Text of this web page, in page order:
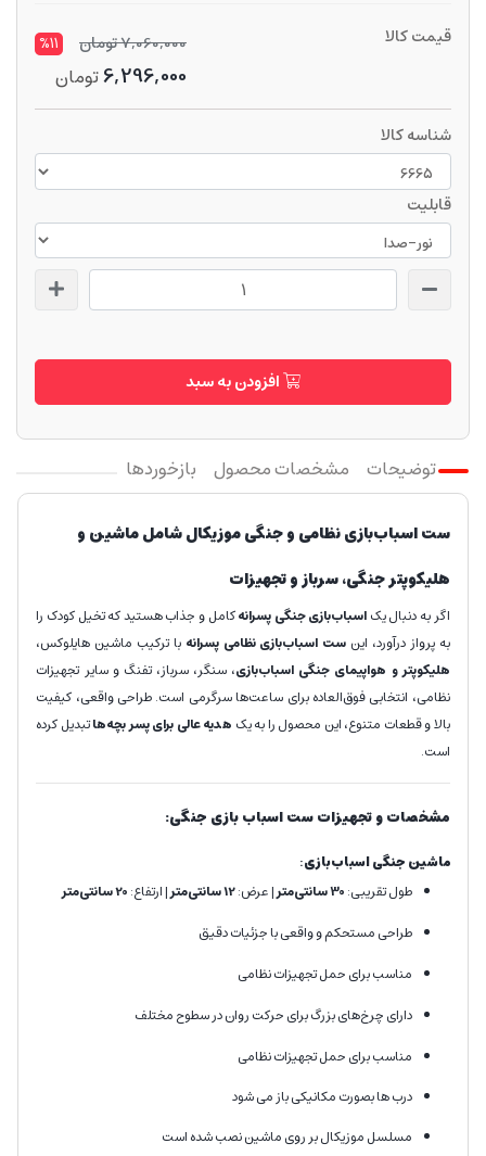
قیمت کالا
7,060,000تومان %11
6,296,000تومان
شناسه کالا
قابلیت
افزودن به سبد
توضیحات مشخصات محصول بازخوردها
ست اسباب‌بازی نظامی و جنگی موزیکال شامل ماشین و
هلیکوپتر جنگی، سرباز و تجهیزات
اگر به دنبال یکاسباب‌بازی جنگی پسرانهکامل و جذاب هستید که تخیل کودک را
به پرواز درآورد، این ست اسباب‌بازی نظامی پسرانه با ترکیب ماشین هایلوکس،
هلیکوپتر و هواپیمای جنگی اسباب‌بازی، سنگر، سرباز، تفنگ و سایر تجهیزات
نظامی، انتخابی فوق‌العاده برای ساعت‌ها سرگرمی است. طراحی واقعی، کیفیت
بالا و قطعات متنوع، این محصول را به یک هدیه عالی برای پسر بچه‌هاتبدیل کرده
است.
مشخصات و تجهیزات ست اسباب بازی جنگی:
ماشین جنگی اسباب‌بازی:
طول تقریبی:30 سانتی‌متر | عرض:12 سانتی‌متر | ارتفاع:20 سانتی‌متر
طراحی مستحکم و واقعی با جزئیات دقیق
مناسب برای حمل تجهیزات نظامی
دارای چرخ‌های بزرگ برای حرکت روان در سطوح مختلف
مناسب برای حمل تجهیزات نظامی
درب ها بصورت مکانیکی باز می شود
مسلسل موزیکال بر روی ماشین نصب شده است